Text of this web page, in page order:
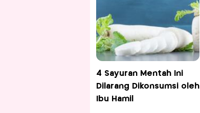
4 Sayuran Mentah Ini
Dilarang Dikonsumsi oleh
Ibu Hamil